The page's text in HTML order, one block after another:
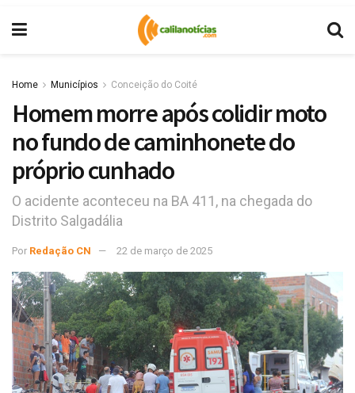
Home Municípios Conceição do Coité
Homem morre após colidir moto
no fundo de caminhonete do
próprio cunhado
O acidente aconteceu na BA 411, na chegada do
Distrito Salgadália
Por Redação CN 22 de março de 2025